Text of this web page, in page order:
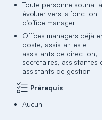
Toute personne
évoluer vers la fonction
Offices managers déjà
poste, assistantes et
assistants de direction,
secrétaires, assistantes
assistants de gestion
Prérequis
Aucun